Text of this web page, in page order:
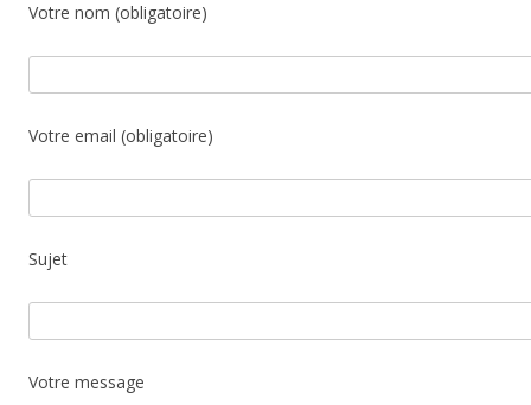
Votre nom (obligatoire)
Votre email (obligatoire)
Sujet
Votre message